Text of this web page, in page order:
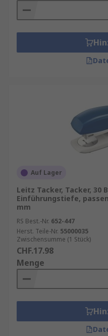
Auf Lager
Leitz Tacker, Tacker, 30
Einführungstiefe,
mm
RS Best.-Nr. 652-447
Herst. Teile-Nr. 55000035
Zwischensumme (1 Stück)
CHF.17.98
Menge